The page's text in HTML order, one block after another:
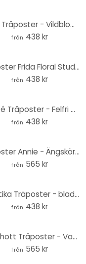
Annie Träposter - Vildblommor
från 438 kr
Träposter Frida Floral Studio - Twiggy Eye
från 438 kr
Tohmé Träposter - Felfri Marilyn
från 438 kr
Träposter Annie - Ängskörvel
från 565 kr
Kubistika Träposter - blad i guld
från 438 kr
Sparshott Träposter - Vandringsleden
från 565 kr